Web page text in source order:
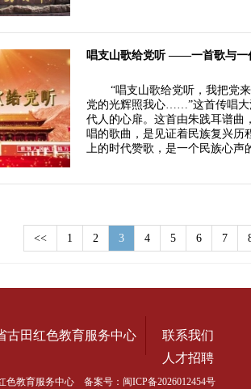
唱支山歌给党听 ——一首歌与一
“唱支山歌给党听，我把党
党的光辉照我心……”这首传唱大
代人的心扉。这首由朱践耳谱曲
唱的歌曲，是见证着民族复兴历
上的时代赞歌，是一个民族心声
<< 1 2 3 4 5 6 7
古田红色教育服务中心
联系我们
人才招聘
色教育服务中心 备案号： 闽ICP备2026012454号